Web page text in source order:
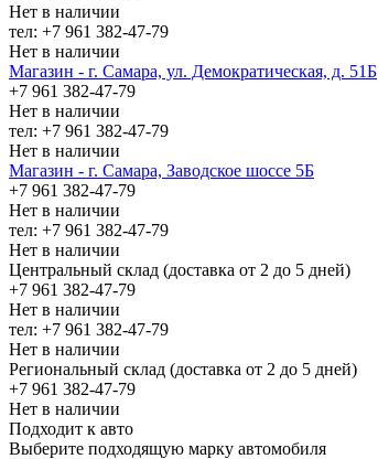
Нет в наличии
тел: +7 961 382-47-79
Нет в наличии
Магазин - г. Самара, ул. Демократическая, д. 51Б
+7 961 382-47-79
Нет в наличии
тел: +7 961 382-47-79
Нет в наличии
Магазин - г. Самара, Заводское шоссе 5Б
+7 961 382-47-79
Нет в наличии
тел: +7 961 382-47-79
Нет в наличии
Центральный склад (доставка от 2 до 5 дней)
+7 961 382-47-79
Нет в наличии
тел: +7 961 382-47-79
Нет в наличии
Региональный склад (доставка от 2 до 5 дней)
+7 961 382-47-79
Нет в наличии
Подходит к авто
Выберите подходящую марку автомобиля